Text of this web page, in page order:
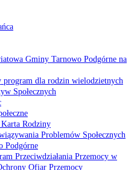
Gminy Tarnowo Podgórne na
program dla rodzin wielodzietnych
Społecznych
Rodziny
Problemów Społecznych
Podgórne
Przeciwdziałania Przemocy w
Ofiar Przemocy